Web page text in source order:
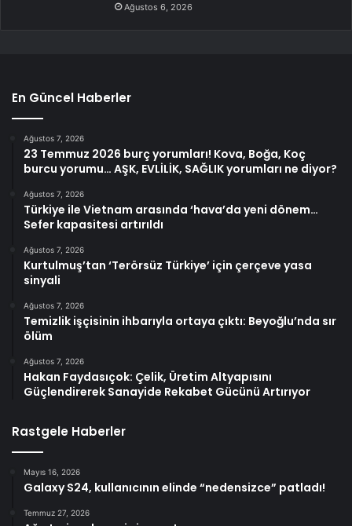
Ağustos 6, 2026
En Güncel Haberler
Ağustos 7, 2026
23 Temmuz 2026 burç yorumları! Kova, Boğa, Koç
burcu yorumu… AŞK, EVLİLİK, SAĞLIK yorumları ne diyor?
Ağustos 7, 2026
Türkiye ile Vietnam arasında ‘hava’da yeni dönem…
Sefer kapasitesi artırıldı
Ağustos 7, 2026
Kurtulmuş’tan ‘Terörsüz Türkiye’ için çerçeve yasa
sinyali
Ağustos 7, 2026
Temizlik işçisinin ihbarıyla ortaya çıktı: Beyoğlu’nda sır
ölüm
Ağustos 7, 2026
Hakan Faydasıçok: Çelik, Üretim Altyapısını
Güçlendirerek Sanayide Rekabet Gücünü Artırıyor
Rastgele Haberler
Mayıs 16, 2026
Galaxy S24, kullanıcının elinde “nedensizce” patladı!
Temmuz 27, 2026